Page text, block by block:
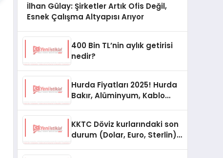
İlhan Gülay: Şirketler Artık Ofis Değil,
Esnek Çalışma Altyapısı Arıyor
400 Bin TL’nin aylık getirisi
nedir?
Hurda Fiyatları 2025! Hurda
Bakır, Alüminyum, Kablo
KKTC Döviz kurlarındaki son
durum (Dolar, Euro, Sterlin)